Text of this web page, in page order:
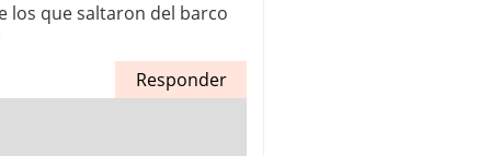
los que saltaron del barco
Responder